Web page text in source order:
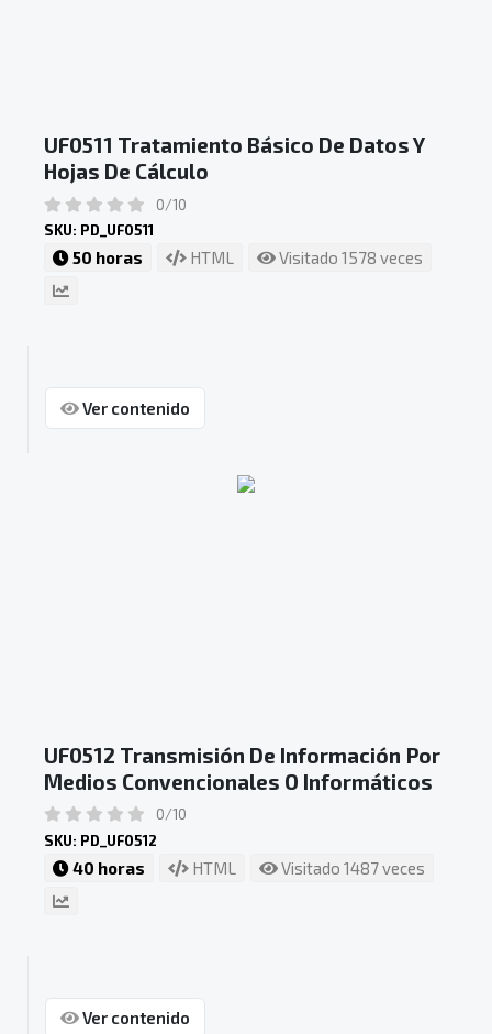
UF0511 Tratamiento Básico De Datos Y
Hojas De Cálculo
0/10
SKU: PD_UF0511
50 horas HTML Visitado 1578 veces
Ver contenido
UF0512 Transmisión De Información Por
Medios Convencionales O Informáticos
0/10
SKU: PD_UF0512
40 horas HTML Visitado 1487 veces
Ver contenido